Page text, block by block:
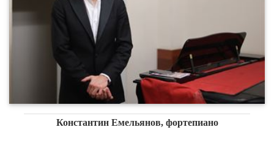
Константин Емельянов, фортепиано